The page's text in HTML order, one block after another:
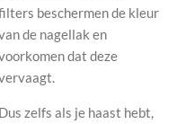
beschermen de kleur
de nagellak en
dat deze
Dus zelfs als je haast hebt,